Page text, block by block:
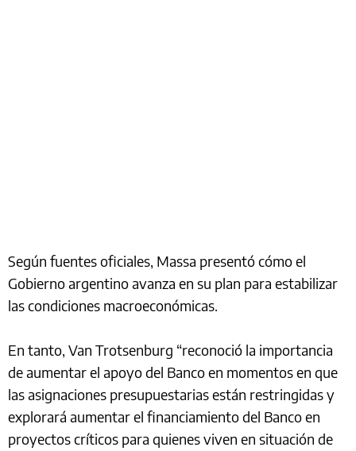
Según fuentes oficiales, Massa presentó cómo el
Gobierno argentino avanza en su plan para estabilizar
las condiciones macroeconómicas.
En tanto, Van Trotsenburg “reconoció la importancia
de aumentar el apoyo del Banco en momentos en que
las asignaciones presupuestarias están restringidas y
explorará aumentar el financiamiento del Banco en
proyectos críticos para quienes viven en situación de